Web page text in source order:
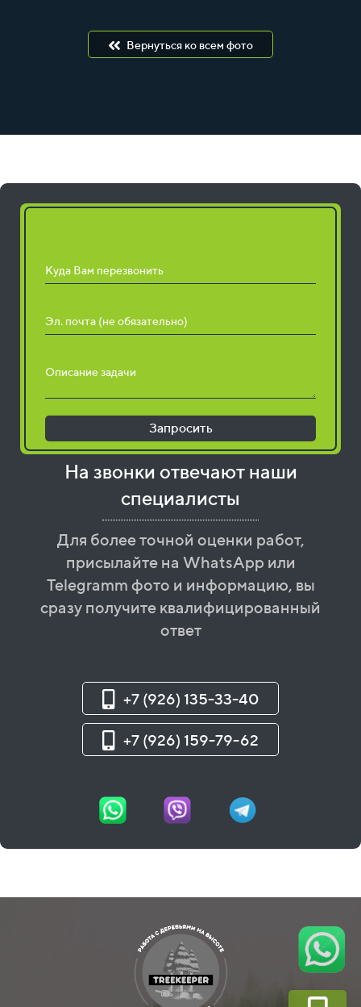
Вернуться ко всем фото
Куда Вам перезвонить
Эл. почта (не обязательно)
Описание задачи
Запросить
На звонки отвечают наши
специалисты
Для более точной оценки работ,
присылайте на WhatsApp или
Telegramm фото и информацию, вы
сразу получите квалифицированный
ответ
+7 (926) 135-33-40
+7 (926) 159-79-62